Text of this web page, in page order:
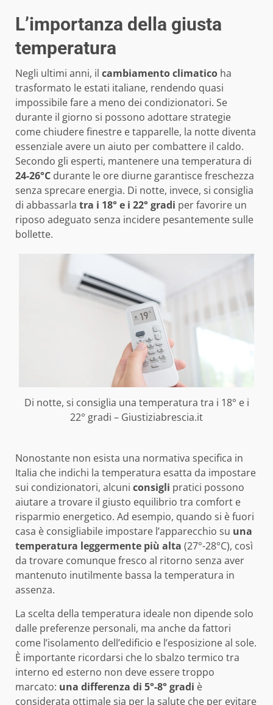
L’importanza della giusta
temperatura
Negli ultimi anni, il cambiamento climatico ha
trasformato le estati italiane, rendendo quasi
impossibile fare a meno dei condizionatori. Se
durante il giorno si possono adottare strategie
come chiudere finestre e tapparelle, la notte diventa
essenziale avere un aiuto per combattere il caldo.
Secondo gli esperti, mantenere una temperatura di
24-26°C durante le ore diurne garantisce freschezza
senza sprecare energia. Di notte, invece, si consiglia
di abbassarla tra i 18° e i 22° gradi per favorire un
riposo adeguato senza incidere pesantemente sulle
bollette.
Di notte, si consiglia una temperatura tra i 18° e i
22° gradi – Giustiziabrescia.it
Nonostante non esista una normativa specifica in
Italia che indichi la temperatura esatta da impostare
sui condizionatori, alcuni consigli pratici possono
aiutare a trovare il giusto equilibrio tra comfort e
risparmio energetico. Ad esempio, quando si è fuori
casa è consigliabile impostare l’apparecchio su una
temperatura leggermente più alta (27°-28°C), così
da trovare comunque fresco al ritorno senza aver
mantenuto inutilmente bassa la temperatura in
assenza.
La scelta della temperatura ideale non dipende solo
dalle preferenze personali, ma anche da fattori
come l’isolamento dell’edificio e l’esposizione al sole.
È importante ricordarsi che lo sbalzo termico tra
interno ed esterno non deve essere troppo
marcato: una differenza di 5°-8° gradi è
considerata ottimale sia per la salute che per evitare